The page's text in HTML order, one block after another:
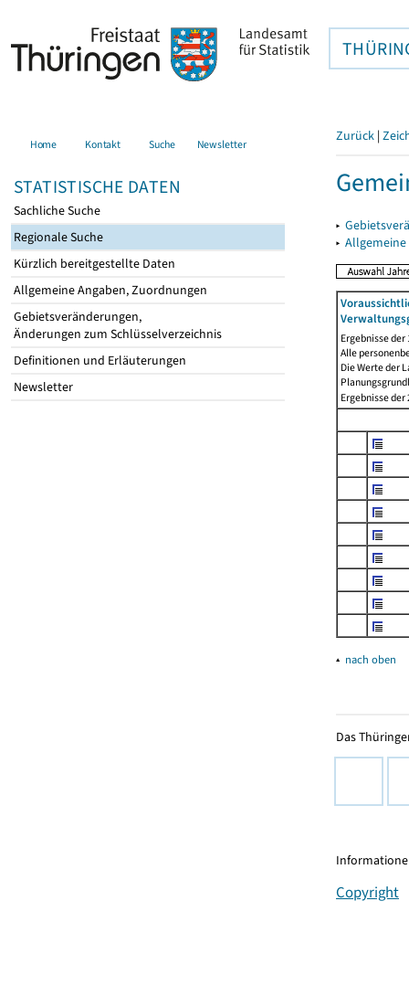
Home Kontakt Suche Newsletter
STATISTISCHE DATEN
Sachliche Suche
Regionale Suche
Kürzlich bereitgestellte Daten
Allgemeine Angaben, Zuordnungen
Gebietsveränderungen,
Änderungen zum Schlüsselverzeichnis
Definitionen und Erläuterungen
Newsletter
Zurück |
▸
▸
Ergebnisse
Alle
Die Werte der
Ergebnisse
▴ nach oben
Das
Copyright